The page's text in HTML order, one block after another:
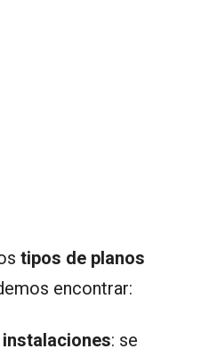
tipos de planos
encontrar:
: se